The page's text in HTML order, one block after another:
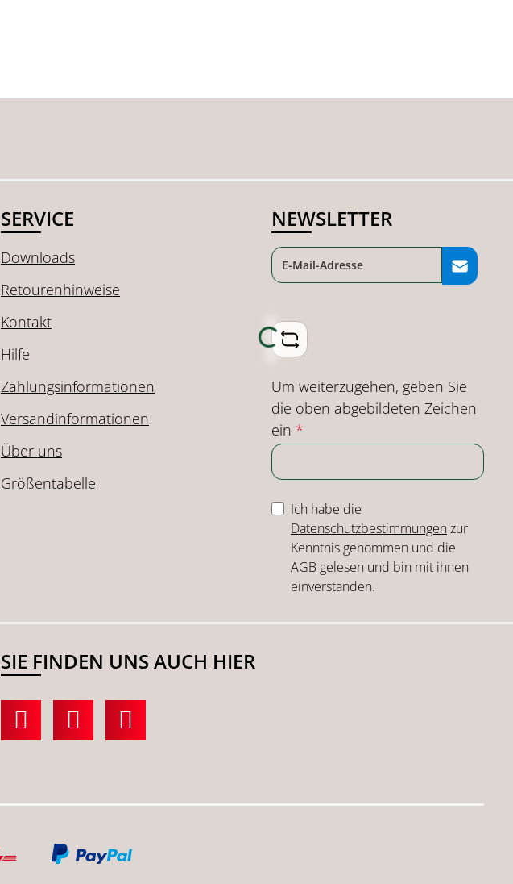
SERVICE
Downloads
Retourenhinweise
Kontakt
Hilfe
Zahlungsinformationen
Versandinformationen
Über uns
Größentabelle
NEWSLETTER
Loading...
Um weiterzugehen, geben Sie
die oben abgebildeten Zeichen
ein *
Ich habe die
Datenschutzbestimmungenzur
Kenntnis genommen und die
AGB gelesen und bin mit ihnen
einverstanden.
SIE FINDEN UNS AUCH HIER